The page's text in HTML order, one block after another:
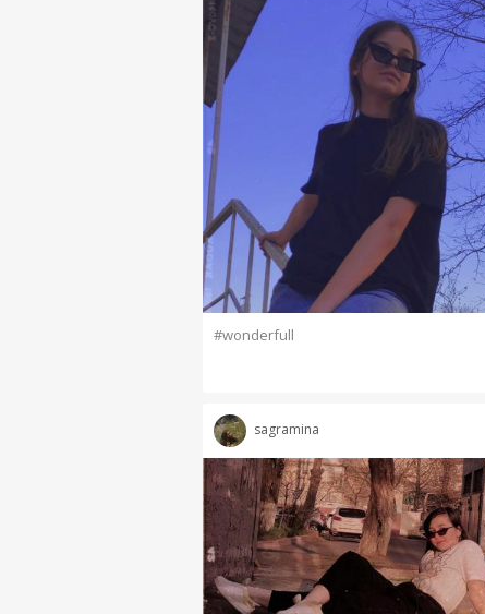
#wonderfull
sagramina